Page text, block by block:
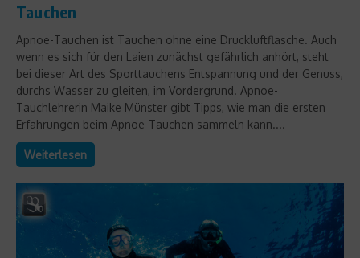
Tauchen
Apnoe-Tauchen ist Tauchen ohne eine Druckluftflasche. Auch
wenn es sich für den Laien zunächst gefährlich anhört, steht
bei dieser Art des Sporttauchens Entspannung und der Genuss,
durchs Wasser zu gleiten, im Vordergrund. Apnoe-
Tauchlehrerin Maike Münster gibt Tipps, wie man die ersten
Erfahrungen beim Apnoe-Tauchen sammeln kann....
Weiterlesen